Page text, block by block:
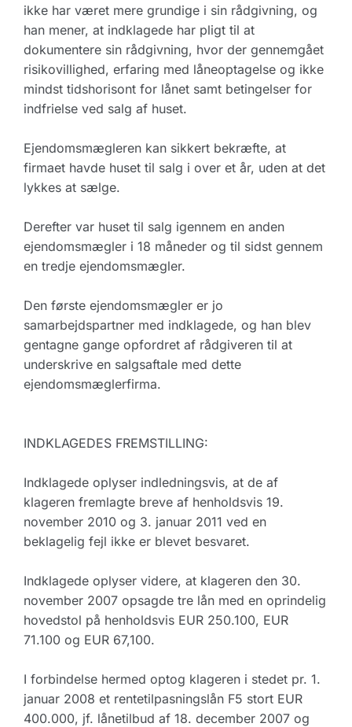
ikke har været mere grundige i sin rådgivning, og
han mener, at indklagede har pligt til at
dokumentere sin rådgivning, hvor der gennemgået
risikovillighed, erfaring med låneoptagelse og ikke
mindst tidshorisont for lånet samt betingelser for
indfrielse ved salg af huset.
Ejendomsmægleren kan sikkert bekræfte, at
firmaet havde huset til salg i over et år, uden at det
lykkes at sælge.
Derefter var huset til salg igennem en anden
ejendomsmægler i 18 måneder og til sidst gennem
en tredje ejendomsmægler.
Den første ejendomsmægler er jo
samarbejdspartner med indklagede, og han blev
gentagne gange opfordret af rådgiveren til at
underskrive en salgsaftale med dette
ejendomsmæglerfirma.
INDKLAGEDES FREMSTILLING:
Indklagede oplyser indledningsvis, at de af
klageren fremlagte breve af henholdsvis 19.
november 2010 og 3. januar 2011 ved en
beklagelig fejl ikke er blevet besvaret.
Indklagede oplyser videre, at klageren den 30.
november 2007 opsagde tre lån med en oprindelig
hovedstol på henholdsvis EUR 250.100, EUR
71.100 og EUR 67,100.
I forbindelse hermed optog klageren i stedet pr. 1.
januar 2008 et rentetilpasningslån F5 stort EUR
400.000, jf. lånetilbud af 18. december 2007 og